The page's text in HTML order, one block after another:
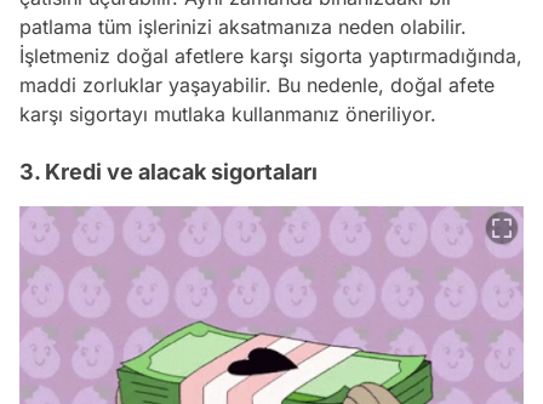
patlama tüm işlerinizi aksatmanıza neden olabilir.
İşletmeniz doğal afetlere karşı sigorta yaptırmadığında,
maddi zorluklar yaşayabilir. Bu nedenle, doğal afete
karşı sigortayı mutlaka kullanmanız öneriliyor.
3. Kredi ve alacak sigortaları